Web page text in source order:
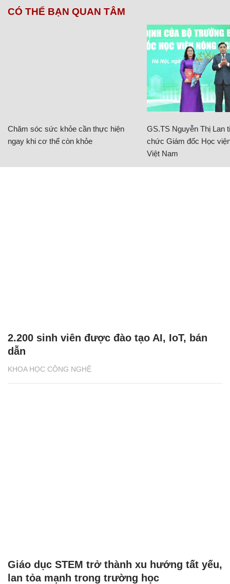
CÓ THỂ BẠN QUAN TÂM
Chăm sóc sức khỏe cần thực hiện
ngay khi cơ thể còn khỏe
GS.TS Nguyễn Thị Lan
chức Giám đốc Học
Việt Nam
KHOA HỌC CÔNG NGHỆ
2.200 sinh viên được đào tạo AI, IoT, bán
dẫn
Giáo dục STEM trở thành xu hướng tất yếu,
lan tỏa mạnh trong trường học